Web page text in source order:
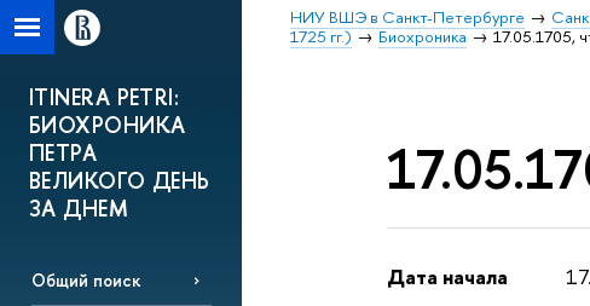
НИУ ВШЭ в Санкт-Петербурге
1725 гг.)
Биохроника 17.05.1705,
ITINERA PETRI:
БИОХРОНИКА
ПЕТРА
ВЕЛИКОГО ДЕНЬ
ЗА ДНЕМ
Общий поиск Дата начала